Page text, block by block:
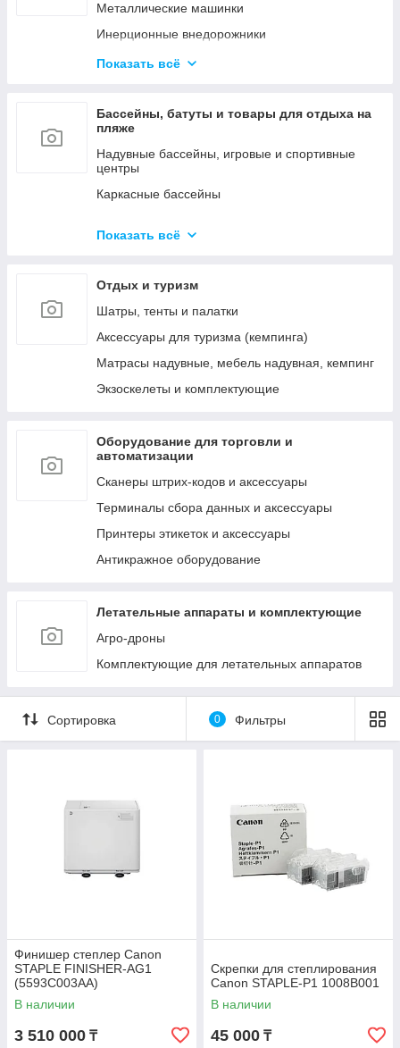
Металлические машинки
Инерционные внедорожники
Радиоуправляемые машинки и роботы
Конструкторы
Показать всё
Бассейны, батуты и товары для отдыха на
пляже
Надувные бассейны, игровые и спортивные
центры
Каркасные бассейны
Лестницы, тенты, подложки и др. аксессуары
аксессуаров
Пляжные надувные матрасы и шезлонги
Обучение плаванию (нарукавники, жилеты и
т.д.)
Надувные игрушки для плавания/катания
электрические и ножные)
Показать всё
Отдых и туризм
Шатры, тенты и палатки
Аксессуары для туризма (кемпинга)
Матрасы надувные, мебель надувная, кемпинг
Экзоскелеты и комплектующие
Оборудование для торговли и
автоматизации
Сканеры штрих-кодов и аксессуары
Терминалы сбора данных и аксессуары
Принтеры этикеток и аксессуары
Антикражное оборудование
Летательные аппараты и комплектующие
Агро-дроны
Комплектующие для летательных аппаратов
Сортировка 0 Фильтры
Финишер степлер Canon
STAPLE FINISHER-AG1
(5593C003AA)
В наличии
3 510 000 ₸
Скрепки для степлирования
Canon STAPLE-P1 1008B001
В наличии
45 000 ₸